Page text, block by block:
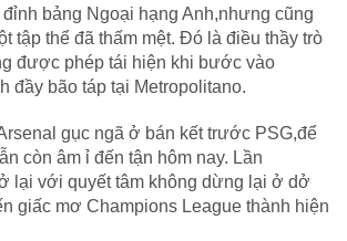
bảng Ngoại hạng Anh,nhưng cũng
tập thể đã thấm mệt. Đó là điều thầy trò
được phép tái hiện khi bước vào
đầy bão táp tại Metropolitano.
gục ngã ở bán kết trước PSG,để
còn âm ỉ đến tận hôm nay. Lần
lại với quyết tâm không dừng lại ở dở
giấc mơ Champions League thành hiện